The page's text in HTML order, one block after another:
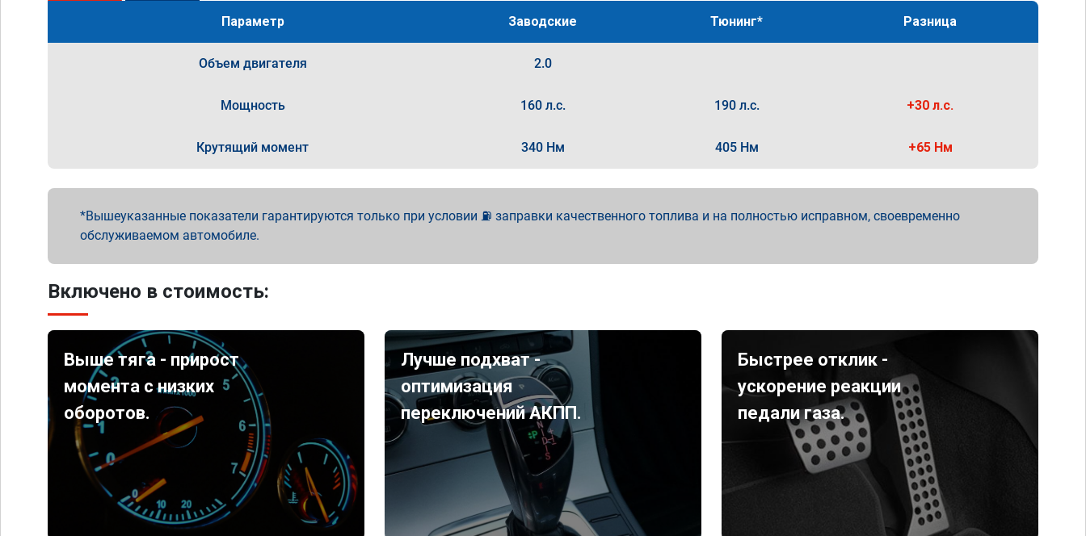
Параметр Заводские Тюнинг* Разница
Объем двигателя 2.0
Мощность 160 л.с. 190 л.с. +30 л.с.
Крутящий момент 340 Нм 405 Нм +65 Нм
Вышеуказанные показатели гарантируются только при условии ⛽ заправки качественного топлива и на полностью исправном, своевременно
обслуживаемом автомобиле.
Включено в стоимость:
Выше тяга - прирост
момента с низких
оборотов.
Лучше подхват -
оптимизация
переключений АКПП.
Быстрее отклик -
ускорение реакции
педали газа.